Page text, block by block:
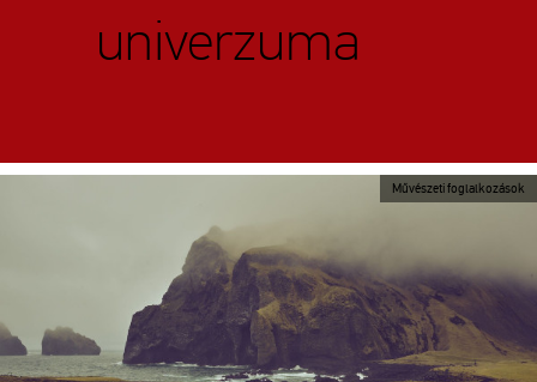
univerzuma
Művészeti foglalkozások